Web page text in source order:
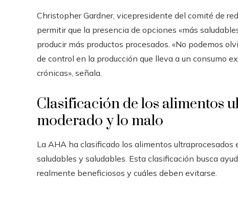
Christopher Gardner, vicepresidente del comité de
permitir que la presencia de opciones «más
producir más productos procesados. «No podemos
de control en la producción que lleva a un consumo
crónicas», señala.
Clasificación de los alimentos
moderado y lo malo
La AHA ha clasificado los alimentos
saludables y saludables. Esta clasificación busca
realmente beneficiosos y cuáles deben evitarse.